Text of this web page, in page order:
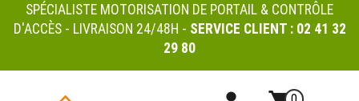
SPÉCIALISTE MOTORISATION DE PORTAIL & CONTRÔLE
D'ACCÈS - LIVRAISON 24/48H - SERVICE CLIENT : 02 41 32
29 80